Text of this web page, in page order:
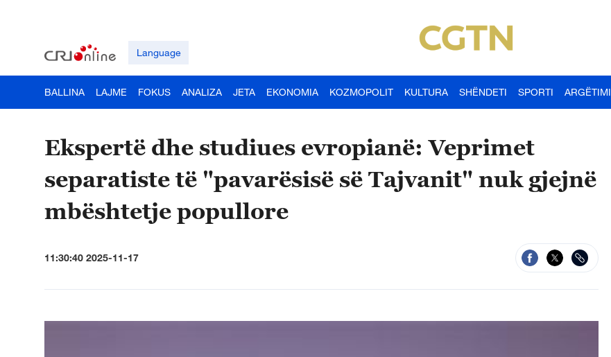
Language
BALLINA LAJME FOKUS ANALIZA JETA EKONOMIA KOZMOPOLIT KULTURA SHËNDETI SPORTI ARGËTIMI
Ekspertë dhe studiues evropianë: Veprimet
separatiste të "pavarësisë së Tajvanit" nuk gjejnë
mbështetje popullore
11:30:40 2025-11-17